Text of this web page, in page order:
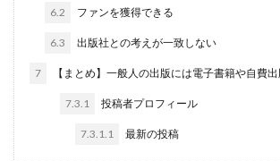
6.2 ファンを獲得できる
6.3 出版社との考えが一致しない
7 【まとめ】一般人の出版には電子書籍や自費
7.3.1 投稿者プロフィール
7.3.1.1 最新の投稿